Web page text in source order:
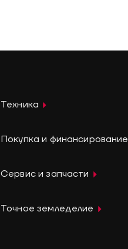
Техника
Покупка и финансирование
Сервис и запчасти
Точное земледелие